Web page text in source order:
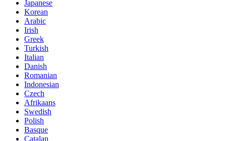
Japanese
Korean
Arabic
Irish
Greek
Turkish
Italian
Danish
Romanian
Indonesian
Czech
Afrikaans
Swedish
Polish
Basque
Catalan